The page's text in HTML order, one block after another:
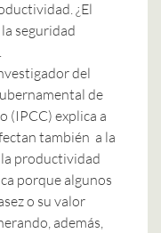
¿El
seguridad
del
de
(IPCC) explica a
también a la
productividad
porque algunos
o su valor
además,